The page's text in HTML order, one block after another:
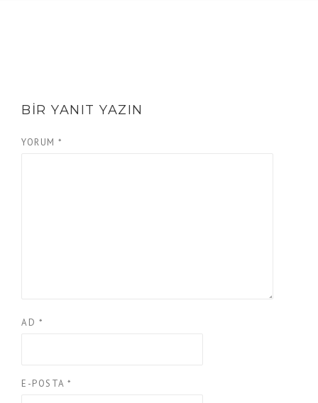
BIR YANIT YAZIN
YORUM *
AD *
E-POSTA *